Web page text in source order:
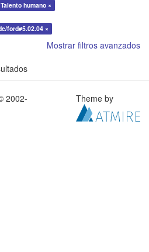
humano ×
ford#5.02.04 ×
Mostrar filtros avanzados
2002-
Theme by